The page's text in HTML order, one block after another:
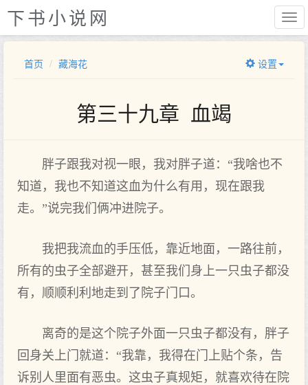
下书小说网
首页 藏海花 设置
第三十九章 血竭
胖子跟我对视一眼，我对胖子道：“我啥也不
知道，我也不知道这血为什么有用，现在跟我
走。”说完我们俩冲进院子。
我把我流血的手压低，靠近地面，一路往前，
所有的虫子全部避开，甚至我们身上一只虫子都没
有，顺顺利利地走到了院子门口。
离奇的是这个院子外面一只虫子都没有，胖子
回身关上门就道：“我靠，我得在门上贴个条，告
诉别人里面有恶虫。这虫子真规矩，就喜欢待在院